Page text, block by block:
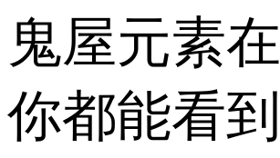
鬼屋元素
你都能看